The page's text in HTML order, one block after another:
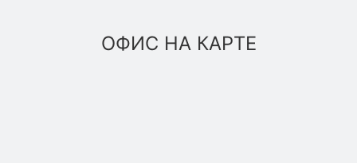
ОФИС НА КАРТЕ